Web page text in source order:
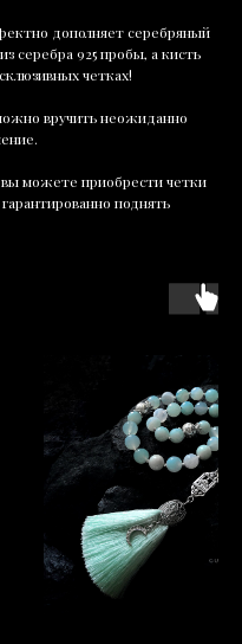
дополняет серебряный
серебра 925 пробы, а кисть
четках!
вручить неожиданно
вы можете приобрести четки
поднять